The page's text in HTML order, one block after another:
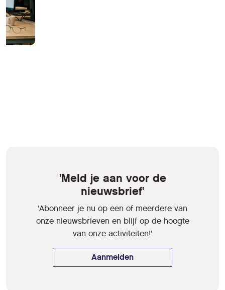
'Meld je aan voor de
nieuwsbrief'
'Abonneer je nu op een of meerdere van
onze nieuwsbrieven en blijf op de hoogte
van onze activiteiten!'
Aanmelden